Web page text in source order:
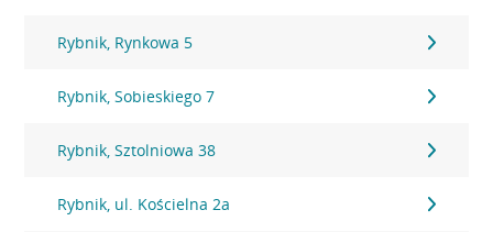
Rybnik, Rynkowa 5
Rybnik, Sobieskiego 7
Rybnik, Sztolniowa 38
Rybnik, ul. Kościelna 2a